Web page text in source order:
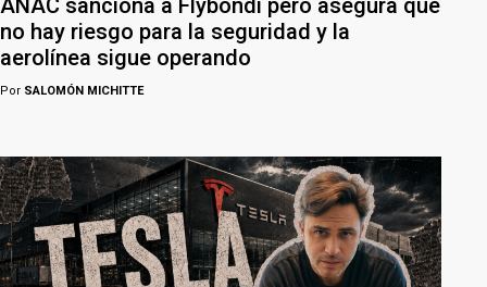
ANAC sanciona a Flybondi pero asegura que
no hay riesgo para la seguridad y la
aerolínea sigue operando
Por SALOMÓN MICHITTE